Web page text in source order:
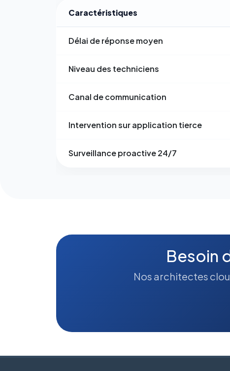
Caractéristiques
Délai de réponse moyen
Niveau des techniciens
Canal de communication
Intervention sur application tierce
Surveillance proactive 24/7
Besoin
Nos architectes